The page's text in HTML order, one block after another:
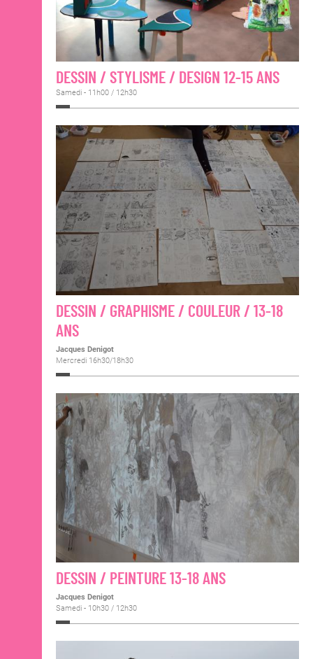
DESSIN / STYLISME / DESIGN 12-15 ANS
Samedi - 11h00 / 12h30
DESSIN / GRAPHISME / COULEUR / 13-18
ANS
Jacques Denigot
Mercredi 16h30/18h30
DESSIN / PEINTURE 13-18 ANS
Jacques Denigot
Samedi - 10h30 / 12h30